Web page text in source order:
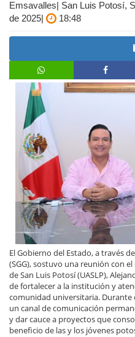
Emsavalles| San Luis Potosí,
de 2025|
18:48
El Gobierno del Estado, a través
(SGG), sostuvo una reunión con
de San Luis Potosí (UASLP),
de fortalecer a la institución y
comunidad universitaria. Durante
un canal de comunicación
y dar cauce a proyectos que
beneficio de las y los jóvenes